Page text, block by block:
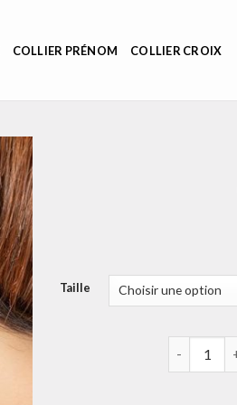
COLLIER PRÉNOM COLLIER CROIX
Taille